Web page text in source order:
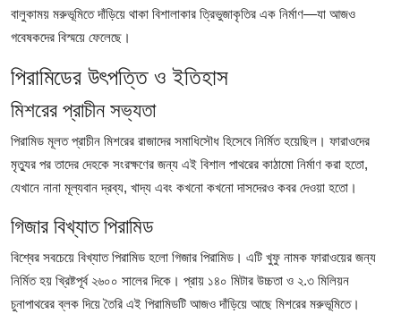
Tech
Real Estate
General
Top 10
How To
Support Number
বালুকাময় মরুভূমিতে দাঁড়িয়ে থাকা বিশালাকার ত্রিভুজাকৃতির এক নির্মাণ—যা আজও
গবেষকদের বিস্ময়ে ফেলেছে।
পিরামিডের উৎপত্তি ও ইতিহাস
মিশরের প্রাচীন সভ্যতা
পিরামিড মূলত প্রাচীন মিশরের রাজাদের সমাধিসৌধ হিসেবে নির্মিত হয়েছিল। ফারাওদের
মৃত্যুর পর তাদের দেহকে সংরক্ষণের জন্য এই বিশাল পাথরের কাঠামো নির্মাণ করা হতো,
যেখানে নানা মূল্যবান দ্রব্য, খাদ্য এবং কখনো কখনো দাসদেরও কবর দেওয়া হতো।
গিজার বিখ্যাত পিরামিড
বিশ্বের সবচেয়ে বিখ্যাত পিরামিড হলো গিজার পিরামিড। এটি খুফু নামক ফারাওয়ের জন্য
নির্মিত হয় খ্রিষ্টপূর্ব ২৬০০ সালের দিকে। প্রায় ১৪০ মিটার উচ্চতা ও ২.৩ মিলিয়ন
চুনাপাথরের ব্লক দিয়ে তৈরি এই পিরামিডটি আজও দাঁড়িয়ে আছে মিশরের মরুভূমিতে।